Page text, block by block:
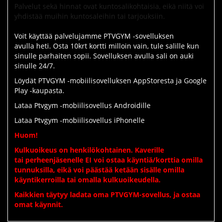
Palvelut sekä hinnat ovat kuntosalikohtaisia, eikä niitä voi
yhdistää muihin kuntosaleihin tai tarjouksiin.
Voit käyttää palvelujamme PTVGYM -sovelluksen
avulla heti. Osta 10krt kortti milloin vain, tule salille kun
sinulle parhaiten sopii. Sovelluksen avulla sali on auki
sinulle 24/7.
Löydät PTVGYM -mobiilisovelluksen AppStoresta ja Google
Play -kaupasta.
Lataa Ptvgym -mobiilisovellus Androidille
Lataa Ptvgym -mobiilisovellus iPhonelle
Huom!
Kulkuoikeus on henkilökohtainen. Kaverille
tai perheenjäsenelle EI voi ostaa käyntiä/korttia omilla
tunnuksilla, eikä voi päästää ketään sisälle omilla
käyntikerroilla tai omalla kulkuoikeudella.
Kaikkien täytyy ladata oma PTVGYM-sovellus, ja ostaa
omat käynnit.